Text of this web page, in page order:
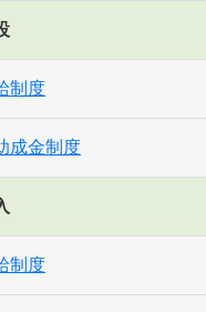
制度
成金制度
制度